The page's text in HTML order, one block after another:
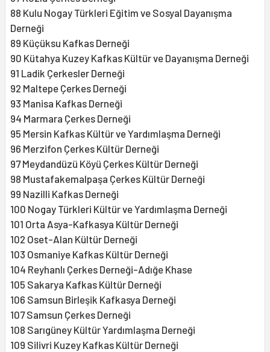
88 Kulu Nogay Türkleri Eğitim ve Sosyal Dayanışma
Derneği
89 Küçüksu Kafkas Derneği
90 Kütahya Kuzey Kafkas Kültür ve Dayanışma Derneği
91 Ladik Çerkesler Derneği
92 Maltepe Çerkes Derneği
93 Manisa Kafkas Derneği
94 Marmara Çerkes Derneği
95 Mersin Kafkas Kültür ve Yardımlaşma Derneği
96 Merzifon Çerkes Kültür Derneği
97 Meydandüzü Köyü Çerkes Kültür Derneği
98 Mustafakemalpaşa Çerkes Kültür Derneği
99 Nazilli Kafkas Derneği
100 Nogay Türkleri Kültür ve Yardımlaşma Derneği
101 Orta Asya-Kafkasya Kültür Derneği
102 Oset-Alan Kültür Derneği
103 Osmaniye Kafkas Kültür Derneği
104 Reyhanlı Çerkes Derneği-Adığe Khase
105 Sakarya Kafkas Kültür Derneği
106 Samsun Birleşik Kafkasya Derneği
107 Samsun Çerkes Derneği
108 Sarıgüney Kültür Yardımlaşma Derneği
109 Silivri Kuzey Kafkas Kültür Derneği